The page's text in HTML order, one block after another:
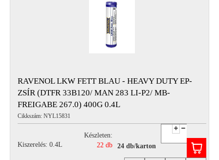
RAVENOL LKW FETT BLAU - HEAVY DUTY EP-
ZSÍR (DTFR 33B120/ MAN 283 LI-P2/ MB-
FREIGABE 267.0) 400G 0.4L
Cikkszám: NYL15831
Kiszerelés: 0.4L
Készleten:
22 db
24 db/karton